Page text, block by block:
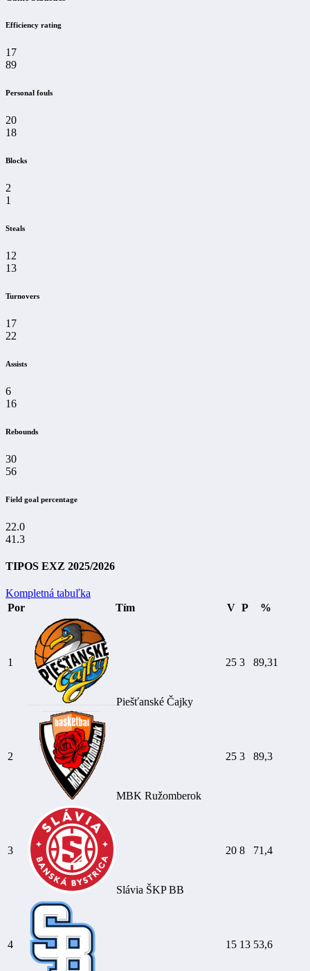
Efficiency rating
17
89
Personal fouls
20
18
Blocks
2
1
Steals
12
13
Turnovers
17
22
Assists
6
16
Rebounds
30
56
Field goal percentage
22.0
41.3
TIPOS EXZ 2025/2026
Kompletná tabuľka
Por
Tím V P %
1
Piešťanské Čajky
25 3 89,31
2
MBK Ružomberok
25 3 89,3
3
Slávia ŠKP BB
20 8 71,4
4 15 13 53,6